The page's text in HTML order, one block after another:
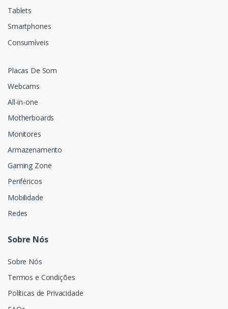
Tablets
Smartphones
Consumíveis
Placas De Som
Webcams
All-in-one
Motherboards
Monitores
Armazenamento
Gaming Zone
Periféricos
Mobilidade
Redes
Sobre Nós
Sobre Nós
Termos e Condições
Políticas de Privacidade